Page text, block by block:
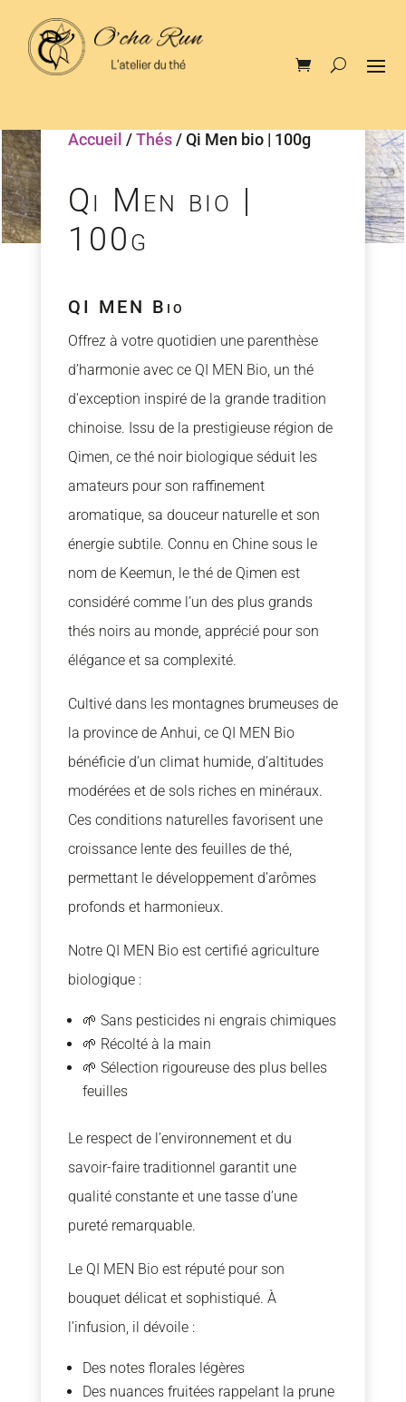
Accueil /Thés/ Qi Men bio | 100g
Qi Men bio |
100g
QI MEN Bio
Offrez à votre quotidien une parenthèse
d’harmonie avec ce QI MEN Bio, un thé
d’exception inspiré de la grande tradition
chinoise. Issu de la prestigieuse région de
Qimen, ce thé noir biologique séduit les
amateurs pour son raffinement
aromatique, sa douceur naturelle et son
énergie subtile. Connu en Chine sous le
nom de Keemun, le thé de Qimen est
considéré comme l’un des plus grands
thés noirs au monde, apprécié pour son
élégance et sa complexité.
Cultivé dans les montagnes brumeuses de
la province de Anhui, ce QI MEN Bio
bénéficie d’un climat humide, d’altitudes
modérées et de sols riches en minéraux.
Ces conditions naturelles favorisent une
croissance lente des feuilles de thé,
permettant le développement d’arômes
profonds et harmonieux.
Notre QI MEN Bio est certifié agriculture
biologique :
🌱 Sans pesticides ni engrais chimiques
🌱 Récolté à la main
🌱 Sélection rigoureuse des plus belles
feuilles
Le respect de l’environnement et du
savoir-faire traditionnel garantit une
qualité constante et une tasse d’une
pureté remarquable.
Le QI MEN Bio est réputé pour son
bouquet délicat et sophistiqué. À
l’infusion, il dévoile :
Des notes florales légères
Des nuances fruitées rappelant la prune